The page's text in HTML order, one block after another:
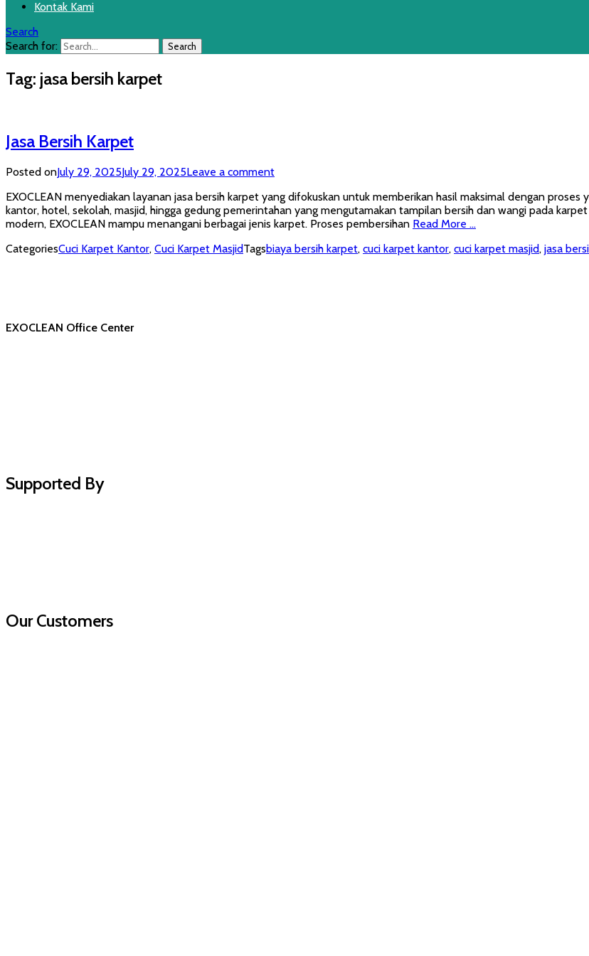
Kontak Kami
Search
Search for:
Tag: jasa bersih karpet
Jasa Bersih Karpet
Posted onJuly 29, 2025July 29, 2025Leave a comment
EXOCLEAN menyediakan layanan jasa bersih karpet yang difokuskan untuk memberikan hasil maksimal dengan
kantor, hotel, sekolah, masjid, hingga gedung pemerintahan yang mengutamakan tampilan bersih dan wangi pada
modern, EXOCLEAN mampu menangani berbagai jenis karpet. Proses pembersihan Read More …
CategoriesCuci Karpet Kantor, Cuci Karpet MasjidTagsbiaya bersih karpet, cuci karpet kantor, cuci karpet masjid, jasa
EXOCLEAN Office Center
Supported By
Our Customers